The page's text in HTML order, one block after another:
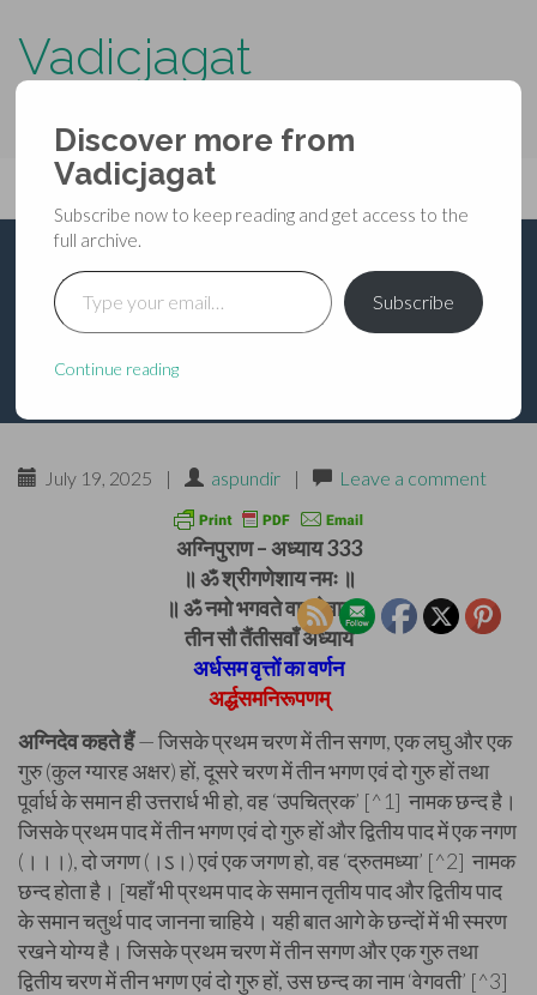
Vadicjagat
Primary
Menu
content
Vadicjagat
अग्निपुराण – अध्याय 333
July 19, 2025 | aspundir | Leave a comment
अग्निपुराण – अध्याय 333
॥ ॐ श्रीगणेशाय नमः ॥
॥ ॐ नमो भगवते वासुदेवाय ॥
तीन सौ तैंतीसवाँ अध्याय
अर्धसम वृत्तों का वर्णन
अर्द्धसमनिरूपणम्
अग्निदेव कहते हैं— जिसके प्रथम चरण में तीन सगण, एक लघु और एक
गुरु (कुल ग्यारह अक्षर) हों, दूसरे चरण में तीन भगण एवं दो गुरु हों तथा
पूर्वार्ध के समान ही उत्तरार्ध भी हो, वह ‘उपचित्रक’ [^1] नामक छन्द है।
जिसके प्रथम पाद में तीन भगण एवं दो गुरु हों और द्वितीय पाद में एक नगण
(।।।), दो जगण (।ऽ।) एवं एक जगण हो, वह ‘द्रुतमध्या’ [^2] नामक
छन्द होता है। [यहाँ भी प्रथम पाद के समान तृतीय पाद और द्वितीय पाद
के समान चतुर्थ पाद जानना चाहिये। यही बात आगे के छन्दों में भी स्मरण
रखने योग्य है। जिसके प्रथम चरण में तीन सगण और एक गुरु तथा
द्वितीय चरण में तीन भगण एवं दो गुरु हों, उस छन्द का नाम ‘वेगवती’ [^3]
Discover more from
Vadicjagat
Subscribe now to keep reading and get access to the
full archive.
Type your email…
Subscribe
Continue reading